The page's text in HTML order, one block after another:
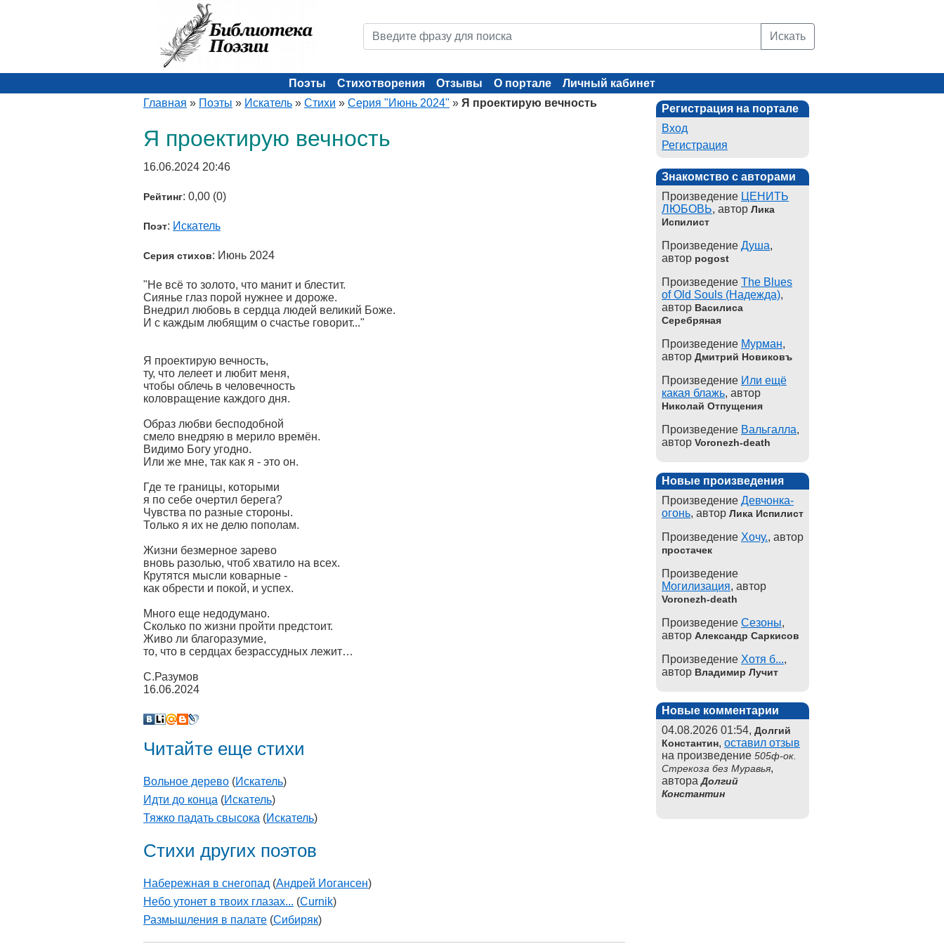
Искать
Поэты Стихотворения Отзывы О портале
Личный кабинет
Главная » Поэты » Искатель » Стихи » Серия "Июнь 2024" » Я проектирую вечность
Я проектирую вечность
16.06.2024 20:46
Рейтинг: 0,00 (0)
Поэт: Искатель
Серия стихов: Июнь 2024
"Не всё то золото, что манит и блестит.
Сиянье глаз порой нужнее и дороже.
Внедрил любовь в сердца людей великий Боже.
И с каждым любящим о счастье говорит..."
Я проектирую вечность,
ту, что лелеет и любит меня,
чтобы облечь в человечность
коловращение каждого дня.
Образ любви бесподобной
смело внедряю в мерило времён.
Видимо Богу угодно.
Или же мне, так как я - это он.
Где те границы, которыми
я по себе очертил берега?
Чувства по разные стороны.
Только я их не делю пополам.
Жизни безмерное зарево
вновь разолью, чтоб хватило на всех.
Крутятся мысли коварные -
как обрести и покой, и успех.
Много еще недодумано.
Сколько по жизни пройти предстоит.
Живо ли благоразумие,
то, что в сердцах безрассудных лежит…
С.Разумов
16.06.2024
Читайте еще стихи
Вольное дерево (Искатель)
Идти до конца (Искатель)
Тяжко падать свысока (Искатель)
Стихи других поэтов
Набережная в снегопад (Андрей Иогансен)
Небо утонет в твоих глазах... (Curnik)
Размышления в палате (Cибиряк)
Регистрация на портале
Вход
Регистрация
Знакомство с авторами
Произведение ЦЕНИТЬ
ЛЮБОВЬ, автор Лика
Испилист
Произведение Душа,
автор pogost
Произведение The Blues
of Old Souls (Надежда),
автор Василиса
Серебряная
Произведение Мурман,
автор Дмитрий Новиковъ
Произведение Или ещё
какая блажь, автор
Николай Отпущения
Произведение Вальгалла,
автор Voronezh-death
Новые произведения
Произведение Девчонка-
огонь, автор Лика Испилист
Произведение Хочу., автор
простачек
Произведение
Могилизация, автор
Voronezh-death
Произведение Сезоны,
автор Александр Саркисов
Произведение Хотя б...,
автор Владимир Лучит
Новые комментарии
04.08.2026 01:54, Долгий
Константин, оставил отзыв
на произведение 505ф-ок.
Стрекоза без Муравья,
автораДолгий
Константин